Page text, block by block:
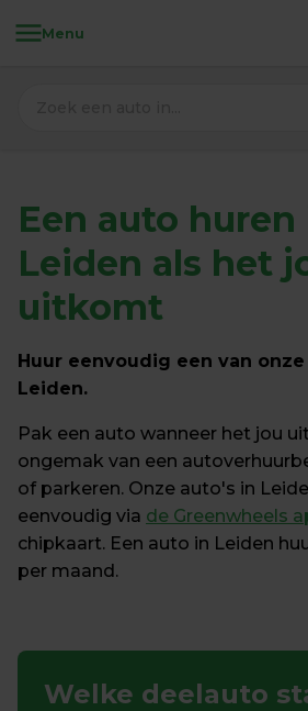
Menu
Een auto huren
Leiden als het
uitkomt
Huur eenvoudig een van onze
Leiden.
Pak een auto wanneer het jou
ongemak van een
of parkeren. Onze auto's in
eenvoudig via de Greenwheels
chipkaart. Een auto in Leiden
per maand.
Welke deelauto